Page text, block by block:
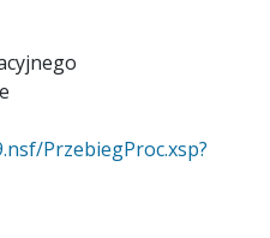
PrzebiegProc.xsp?